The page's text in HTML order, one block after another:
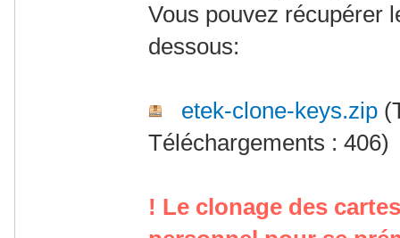
Vous pouvez récupérer
dessous:
etek-clone-keys.zip
Téléchargements : 406)
! Le clonage des